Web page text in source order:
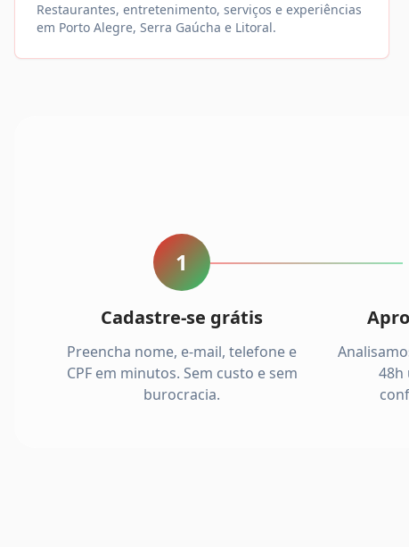
Restaurantes, entretenimento, serviços e experiências
em Porto Alegre, Serra Gaúcha e Litoral.
1
Cadastre-se grátis
Preencha nome, e-mail, telefone e
CPF em minutos. Sem custo e sem
burocracia.
48h